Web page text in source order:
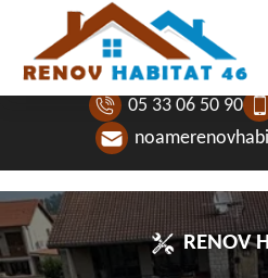
05 33 06 50 90
RENOV